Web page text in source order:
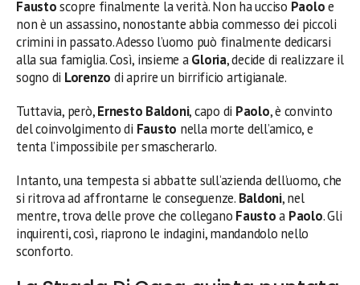
Faustoscopre finalmente la verità. Non ha ucciso Paoloe
non è un assassino, nonostante abbia commesso dei piccoli
crimini in passato. Adesso l’uomo può finalmente dedicarsi
alla sua famiglia. Così, insieme aGloria, decide di realizzare il
sogno di Lorenzo di aprire un birrificio artigianale.
Tuttavia, però,Ernesto Baldoni, capo di Paolo, è convinto
del coinvolgimento di Fausto nella morte dell’amico, e
tenta l’impossibile per smascherarlo.
Intanto, una tempesta si abbatte sull’azienda dell’uomo, che
si ritrova ad affrontarne le conseguenze. Baldoni, nel
mentre, trova delle prove che collegano Faustoa Paolo. Gli
inquirenti, così, riaprono le indagini, mandandolo nello
sconforto.